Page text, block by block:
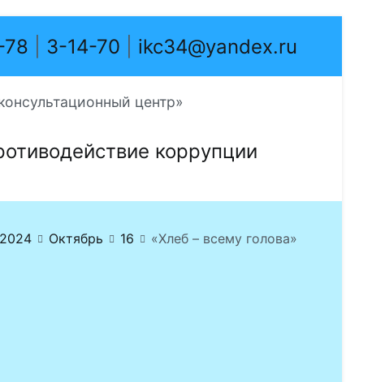
3-14-70 ikc34@yandex.ru
центр»
коррупции
2024 Октябрь 16 «Хлеб – всему голова»